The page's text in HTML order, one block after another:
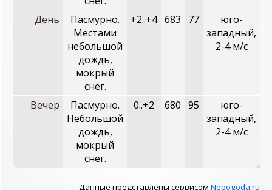
День
Пасмурно.
Местами
небольшой
дождь,
мокрый
снег.
+2..+4 683 77
юго-
западный,
2-4 м/с
Вечер
Пасмурно.
Небольшой
дождь,
мокрый
снег.
0..+2 680 95
юго-
западный,
2-4 м/с
Данные представлены сервисом Nepogoda.ru